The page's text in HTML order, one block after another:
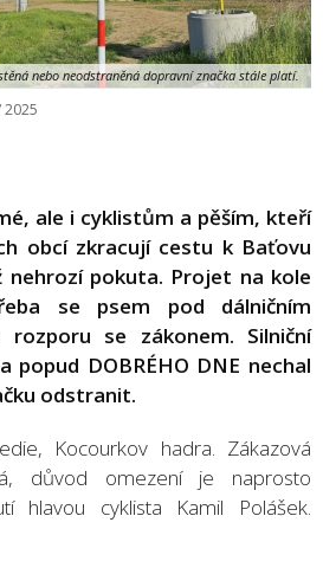
nebo neodstraněná dopravní značka stále platí.
2025
ale i cyklistům a pěším, kteří
obcí zkracují cestu k Baťovu
nehrozí pokuta. Projet na kole
se psem pod dálničním
se zákonem. Silniční
DOBRÉHO DNE nechal
odstranit.
Kocourkov hadra. Zákazová
důvod omezení je naprosto
hlavou cyklista Kamil Polášek.